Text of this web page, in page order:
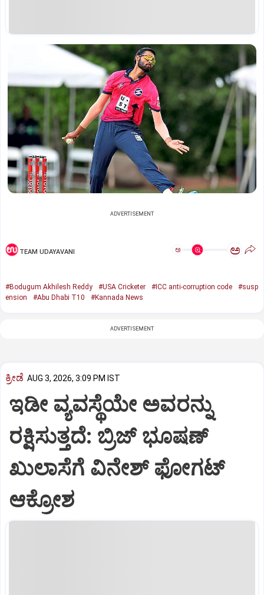
ADVERTISEMENT
TEAM UDAYAVANI ಅ ಅ
#Bodugum Akhilesh Reddy #USA Cricketer #ICC anti-corruption code
#susp
ension
#Abu Dhabi T10 #Kannada News
ADVERTISEMENT
ಕ್ರೀಡೆ AUG 3, 2026, 3:09 PM IST
ಇಡೀ ವ್ಯವಸ್ಥೆಯೇ ಅವರನ್ನು
ರಕ್ಷಿಸುತ್ತದೆ: ಬ್ರಿಜ್ ಭೂಷಣ್
ಖುಲಾಸೆಗೆ ವಿನೇಶ್ ಫೋಗಟ್
ಆಕ್ರೋಶ